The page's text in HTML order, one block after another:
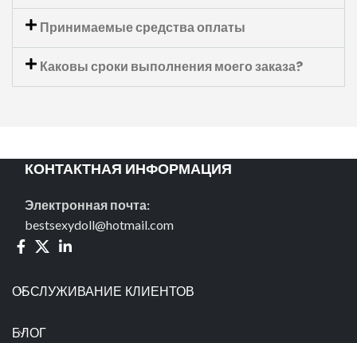
Принимаемые средства оплаты
Каковы сроки выполнения моего заказа?
КОНТАКТНАЯ ИНФОРМАЦИЯ
Электронная почта:
bestsexydoll@hotmail.com
ОБСЛУЖИВАНИЕ КЛИЕНТОВ
БЛОГ